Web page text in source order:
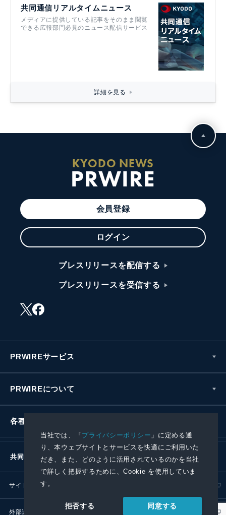
当社では、「プライバシーポリシー 」に定める通
り、本ウェブサイトとサービスを快適にご利用いた
だき、また、どのように活用されているのかを当社
で詳しく把握するために、Cookie を使用していま
す。
拒否する 同意する
共同通信リアルタイムニュース
メディアに提供している記事をそのまま閲覧
できる広報部門必見のニュース配信サービス
詳細を見る
KYODO NEWS
PRWIRE
会員登録
ログイン
プレスリリースを配信する
プレスリリースを受信する
PRWIREサービス
PRWIREについて
各種お問い合わせ
共同通信社グループ
サイトポリシー
外部送信ポリシー プレスリリース取扱基準